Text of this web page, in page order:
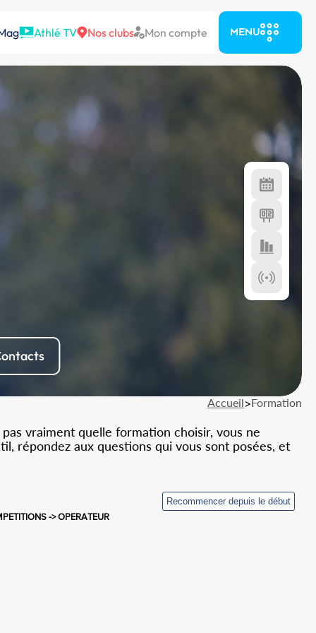
Athlé TV Nos clubs Mon compte MENU
Accueil>Formation
vraiment quelle formation choisir, vous ne
répondez aux questions qui vous sont posées, et
-> OPERATEUR